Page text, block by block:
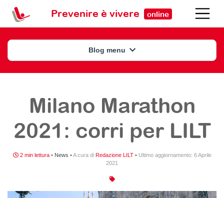
Prevenire è vivere online
Blog menu
Milano Marathon
2021: corri per LILT
2 min lettura • News • A cura di Redazione LILT • Ultimo aggiornamento: 6 Aprile
2021